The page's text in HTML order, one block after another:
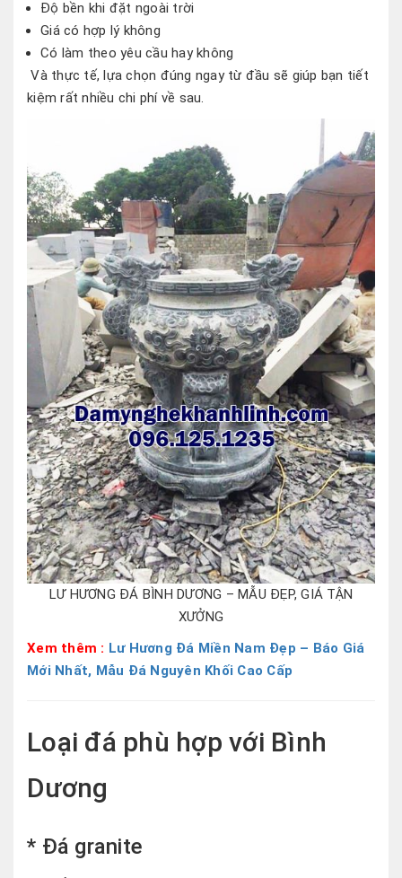
Độ bền khi đặt ngoài trời
Giá có hợp lý không
Có làm theo yêu cầu hay không
Và thực tế, lựa chọn đúng ngay từ đầu sẽ giúp bạn tiết
kiệm rất nhiều chi phí về sau.
LƯ HƯƠNG ĐÁ BÌNH DƯƠNG – MẪU ĐẸP, GIÁ TẬN
XƯỞNG
Xem thêm : Lư Hương Đá Miền Nam Đẹp – Báo Giá
Mới Nhất, Mẫu Đá Nguyên Khối Cao Cấp
Loại đá phù hợp với Bình
Dương
* Đá granite